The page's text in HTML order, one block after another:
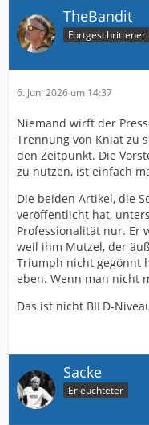
TheBandit
Fortgeschrittener
6. Juni 2026 um 14:37
Niemand wirft der
Trennung von Kniat zu
den Zeitpunkt. Die
zu nutzen, ist einfach
Die beiden Artikel, die
veröffentlicht hat,
Professionalität nur. Er
weil ihm Mutzel, der
Triumph nicht gegönnt
eben. Wenn man nicht
Das ist nicht BILD-
Sacke
Erleuchteter